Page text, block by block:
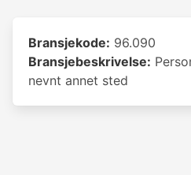
Bransjekode: 96.090
Bransjebeskrivelse:
nevnt annet sted